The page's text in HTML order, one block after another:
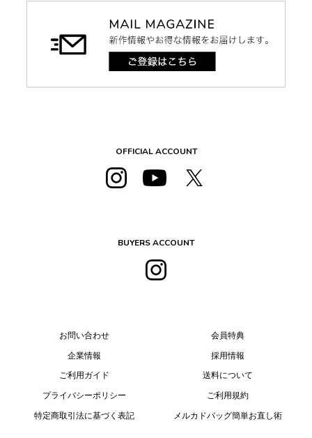
OFFICIAL ACCOUNT
BUYERS ACCOUNT
お問い合わせ
企業情報
ご利用ガイド
プライバシーポリシー
特定商取引法に基づく表記
会員特典
採用情報
送料について
ご利用規約
メルカドバッグ簡単お直し術